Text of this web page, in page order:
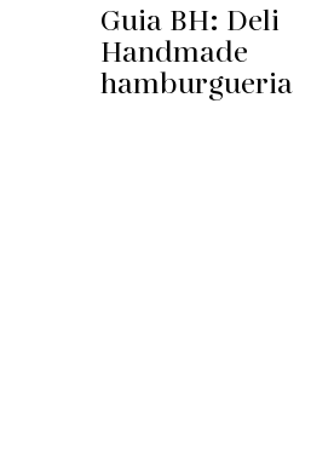
Guia BH: Deli
Handmade
hamburgueria